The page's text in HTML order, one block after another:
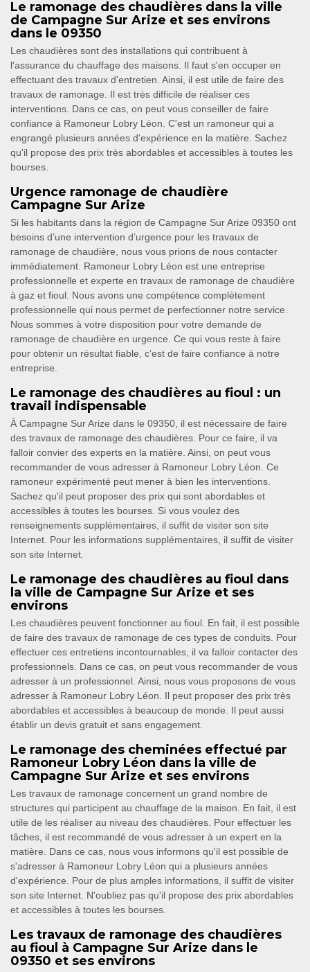
Le ramonage des chaudières dans la ville
de Campagne Sur Arize et ses environs
dans le 09350
Les chaudières sont des installations qui contribuent à
l'assurance du chauffage des maisons. Il faut s'en occuper en
effectuant des travaux d'entretien. Ainsi, il est utile de faire des
travaux de ramonage. Il est très difficile de réaliser ces
interventions. Dans ce cas, on peut vous conseiller de faire
confiance à Ramoneur Lobry Léon. C'est un ramoneur qui a
engrangé plusieurs années d'expérience en la matière. Sachez
qu'il propose des prix très abordables et accessibles à toutes les
bourses.
Urgence ramonage de chaudière
Campagne Sur Arize
Si les habitants dans la région de Campagne Sur Arize 09350 ont
besoins d’une intervention d’urgence pour les travaux de
ramonage de chaudière, nous vous prions de nous contacter
immédiatement. Ramoneur Lobry Léon est une entreprise
professionnelle et experte en travaux de ramonage de chaudière
à gaz et fioul. Nous avons une compétence complètement
professionnelle qui nous permet de perfectionner notre service.
Nous sommes à votre disposition pour votre demande de
ramonage de chaudière en urgence. Ce qui vous reste à faire
pour obtenir un résultat fiable, c’est de faire confiance à notre
entreprise.
Le ramonage des chaudières au fioul : un
travail indispensable
À Campagne Sur Arize dans le 09350, il est nécessaire de faire
des travaux de ramonage des chaudières. Pour ce faire, il va
falloir convier des experts en la matière. Ainsi, on peut vous
recommander de vous adresser à Ramoneur Lobry Léon. Ce
ramoneur expérimenté peut mener à bien les interventions.
Sachez qu'il peut proposer des prix qui sont abordables et
accessibles à toutes les bourses. Si vous voulez des
renseignements supplémentaires, il suffit de visiter son site
Internet. Pour les informations supplémentaires, il suffit de visiter
son site Internet.
Le ramonage des chaudières au fioul dans
la ville de Campagne Sur Arize et ses
environs
Les chaudières peuvent fonctionner au fioul. En fait, il est possible
de faire des travaux de ramonage de ces types de conduits. Pour
effectuer ces entretiens incontournables, il va falloir contacter des
professionnels. Dans ce cas, on peut vous recommander de vous
adresser à un professionnel. Ainsi, nous vous proposons de vous
adresser à Ramoneur Lobry Léon. Il peut proposer des prix très
abordables et accessibles à beaucoup de monde. Il peut aussi
établir un devis gratuit et sans engagement.
Le ramonage des cheminées effectué par
Ramoneur Lobry Léon dans la ville de
Campagne Sur Arize et ses environs
Les travaux de ramonage concernent un grand nombre de
structures qui participent au chauffage de la maison. En fait, il est
utile de les réaliser au niveau des chaudières. Pour effectuer les
tâches, il est recommandé de vous adresser à un expert en la
matière. Dans ce cas, nous vous informons qu'il est possible de
s'adresser à Ramoneur Lobry Léon qui a plusieurs années
d'expérience. Pour de plus amples informations, il suffit de visiter
son site Internet. N'oubliez pas qu'il propose des prix abordables
et accessibles à toutes les bourses.
Les travaux de ramonage des chaudières
au fioul à Campagne Sur Arize dans le
09350 et ses environs